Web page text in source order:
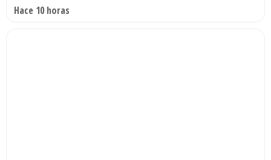
Hace 10 horas